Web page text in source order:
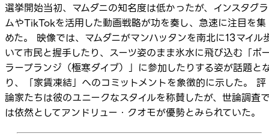
選挙開始当初、マムダニの知名度は低かったが、インスタグラ
ムやTikTokを活用した動画戦略が功を奏し、急速に注目を集
めた。 映像では、マムダニがマンハッタンを南北に13マイル
いて市民と握手したり、スーツ姿のまま氷水に飛び込む「ポ
ラープランジ（極寒ダイブ）」に参加したりする姿が話題と
り、「家賃凍結」へのコミットメントを象徴的に示した。 評
論家たちは彼のユニークなスタイルを称賛したが、世論調査
は依然としてアンドリュー・クオモが優勢とみられていた。